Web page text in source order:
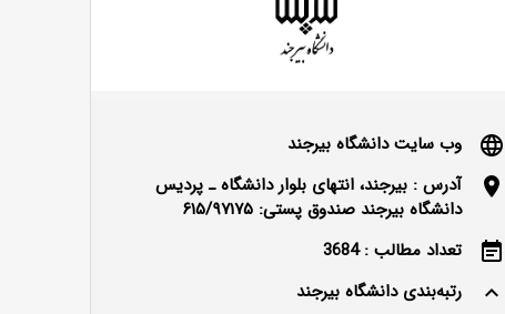
language
وب سایت دانشگاه بیرجند
location_on
آدرس : بیرجند، انتهای بلوار دانشگاه ـ پردیس
دانشگاه بیرجند صندوق پستی: ۶۱۵/۹۷۱۷۵
event_note
تعداد مطالب : 3684
keyboard_arrow_up
رتبه‌بندی دانشگاه بیرجند